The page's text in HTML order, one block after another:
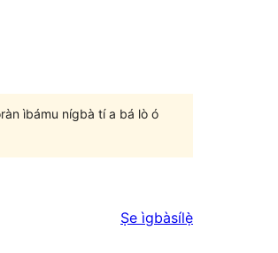
ìbámu nígbà tí a bá lò ó
Ṣe ìgbàsílẹ̀